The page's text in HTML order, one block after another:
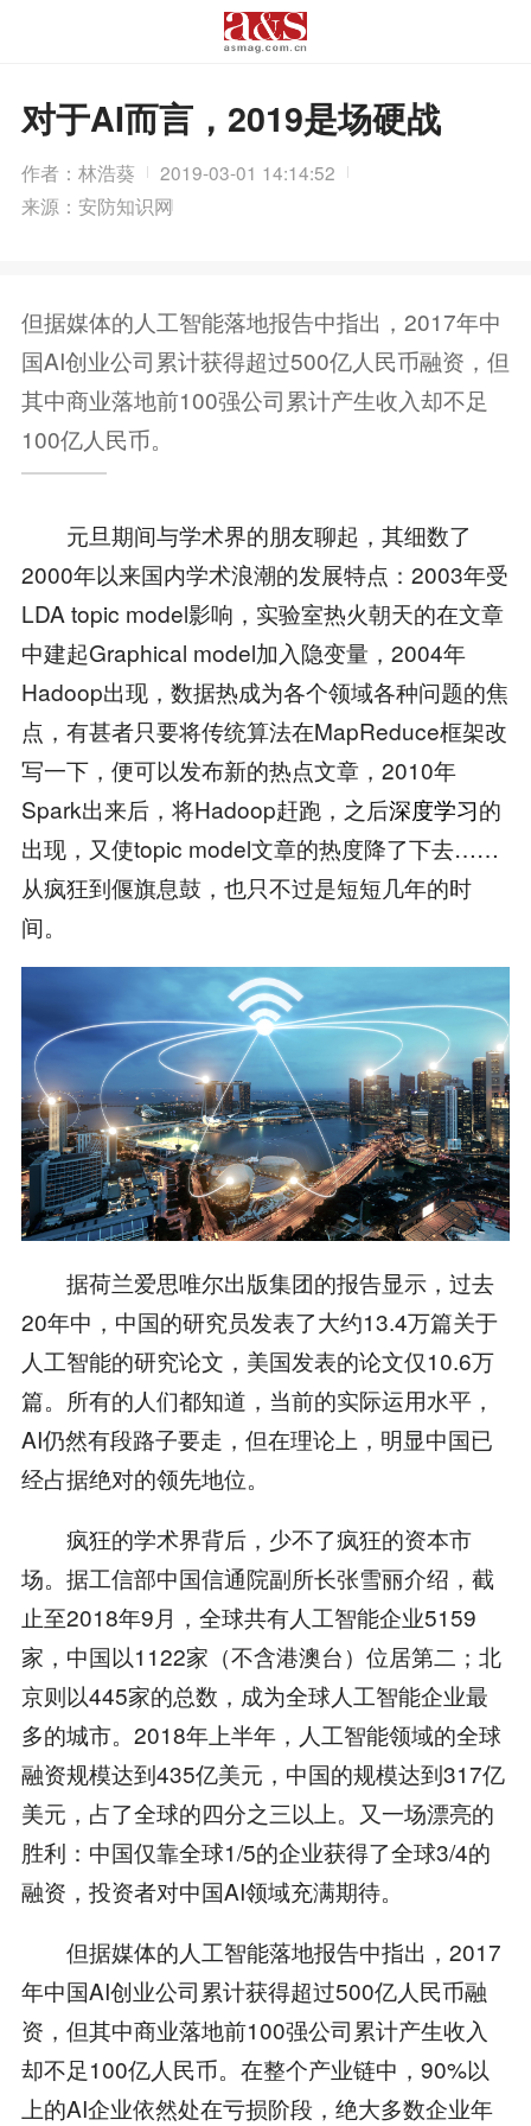
对于AI而言，2019是场硬战
作者：林浩葵
2019-03-01 14:14:52
来源：安防知识网
但据媒体的人工智能落地报告中指出，2017年中
国AI创业公司累计获得超过500亿人民币融资，但
其中商业落地前100强公司累计产生收入却不足
100亿人民币。
元旦期间与学术界的朋友聊起，其细数了
2000年以来国内学术浪潮的发展特点：2003年受
LDA topic model影响，实验室热火朝天的在文章
中建起Graphical model加入隐变量，2004年
Hadoop出现，数据热成为各个领域各种问题的焦
点，有甚者只要将传统算法在MapReduce框架改
写一下，便可以发布新的热点文章，2010年
Spark出来后，将Hadoop赶跑，之后深度学习的
出现，又使topic model文章的热度降了下去……
从疯狂到偃旗息鼓，也只不过是短短几年的时
间。
据荷兰爱思唯尔出版集团的报告显示，过去
20年中，中国的研究员发表了大约13.4万篇关于
人工智能的研究论文，美国发表的论文仅10.6万
篇。所有的人们都知道，当前的实际运用水平，
AI仍然有段路子要走，但在理论上，明显中国已
经占据绝对的领先地位。
疯狂的学术界背后，少不了疯狂的资本市
场。据工信部中国信通院副所长张雪丽介绍，截
止至2018年9月，全球共有人工智能企业5159
家，中国以1122家（不含港澳台）位居第二；北
京则以445家的总数，成为全球人工智能企业最
多的城市。2018年上半年，人工智能领域的全球
融资规模达到435亿美元，中国的规模达到317亿
美元，占了全球的四分之三以上。又一场漂亮的
胜利：中国仅靠全球1/5的企业获得了全球3/4的
融资，投资者对中国AI领域充满期待。
但据媒体的人工智能落地报告中指出，2017
年中国AI创业公司累计获得超过500亿人民币融
资，但其中商业落地前100强公司累计产生收入
却不足100亿人民币。在整个产业链中，90%以
上的AI企业依然处在亏损阶段，绝大多数企业年